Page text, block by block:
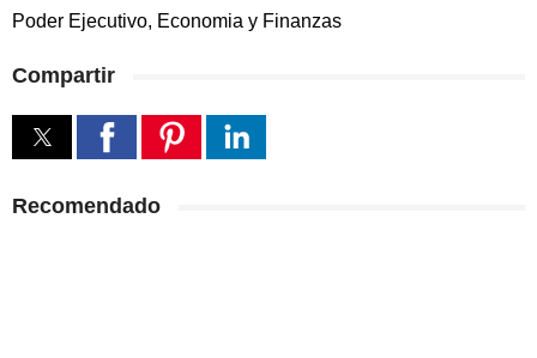
Poder Ejecutivo, Economia y Finanzas
Compartir
Recomendado